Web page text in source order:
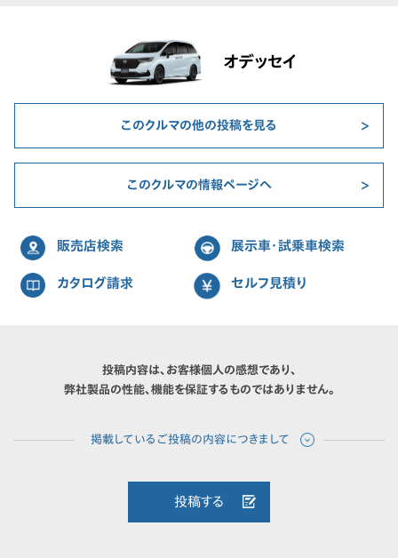
オデッセイ
このクルマの他の投稿を見る
このクルマの情報ページへ
販売店検索 展示車・試乗車検索
カタログ請求 セルフ見積り
投稿内容は、お客様個人の感想であり、
弊社製品の性能、機能を保証するものではありません。
投稿する